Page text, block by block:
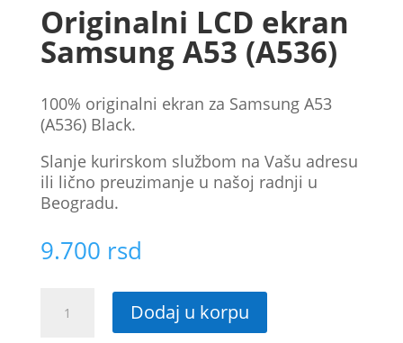
Originalni LCD ekran
Samsung A53 (A536)
100% originalni ekran za Samsung A53
(A536) Black.
Slanje kurirskom službom na Vašu adresu
ili lično preuzimanje u našoj radnji u
Beogradu.
9.700 rsd
Originalni
LCD
Dodaj u korpu